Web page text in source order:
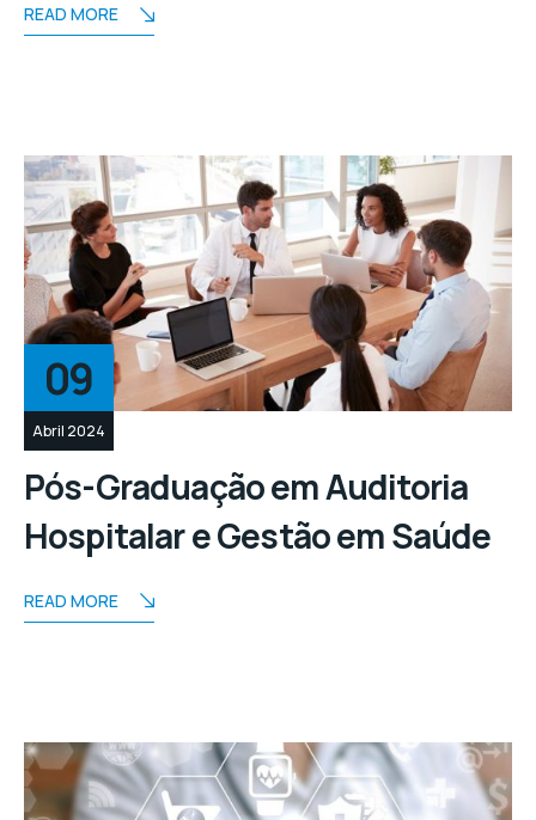
READ MORE
09
Abril 2024
Pós-Graduação em Auditoria
Hospitalar e Gestão em Saúde
READ MORE